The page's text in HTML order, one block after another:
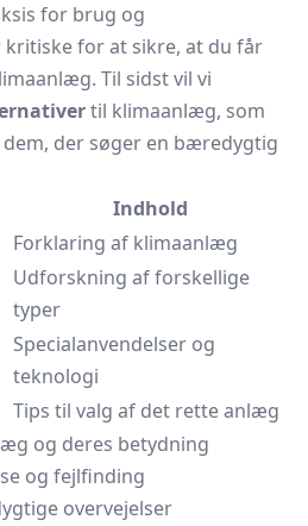
for brug og
kritiske for at sikre, at du får
Til sidst vil vi
til klimaanlæg, som
der søger en bæredygtig
Indhold
Forklaring af klimaanlæg
Udforskning af forskellige
typer
Specialanvendelser og
teknologi
Tips til valg af det rette anlæg
og deres betydning
og fejlfinding
overvejelser